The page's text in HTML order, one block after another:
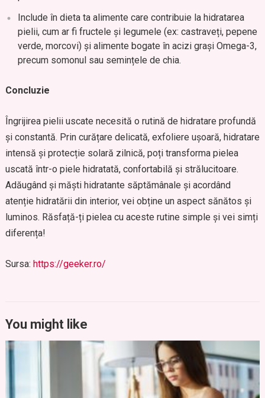
Include în dieta ta alimente care contribuie la hidratarea
pielii, cum ar fi fructele și legumele (ex: castraveți, pepene
verde, morcovi) și alimente bogate în acizi grași Omega-3,
precum somonul sau semințele de chia.
Concluzie
Îngrijirea pielii uscate necesită o rutină de hidratare profundă
și constantă. Prin curățare delicată, exfoliere ușoară, hidratare
intensă și protecție solară zilnică, poți transforma pielea
uscată într-o piele hidratată, confortabilă și strălucitoare.
Adăugând și măști hidratante săptămânale și acordând
atenție hidratării din interior, vei obține un aspect sănătos și
luminos. Răsfață-ți pielea cu aceste rutine simple și vei simți
diferența!
Sursa: https://geeker.ro/
You might like